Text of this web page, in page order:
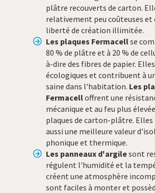
plâtre recouverts de carton.
relativement peu coûteuses et
liberté de création illimitée.
Les plaques Fermacellse
80 % de plâtre et à 20 % de
à-dire des fibres de papier.
écologiques et contribuent à
saine dans l'habitation. Les
Fermacelloffrent une
mécanique et au feu plus
plaques de carton-plâtre. Elles
aussi une meilleure valeur
phonique et thermique.
Les panneaux d'argilesont
régulent l'humidité et la
créent une atmosphère
sont faciles à monter et